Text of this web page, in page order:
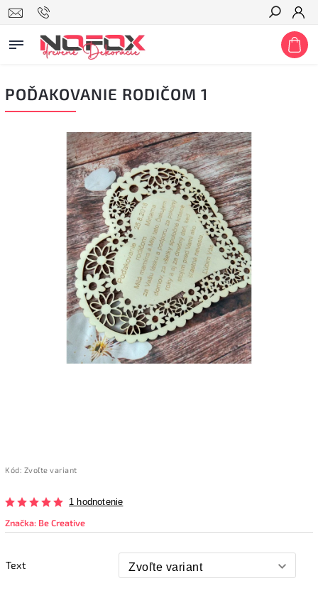
Hľadať
POĎAKOVANIE RODIČOM 1
Kód: Zvoľte variant
1 hodnotenie
Značka: Be Creative
Text